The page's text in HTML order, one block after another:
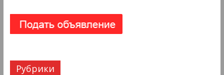
Рубрики